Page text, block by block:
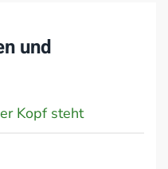
und
Kopf steht